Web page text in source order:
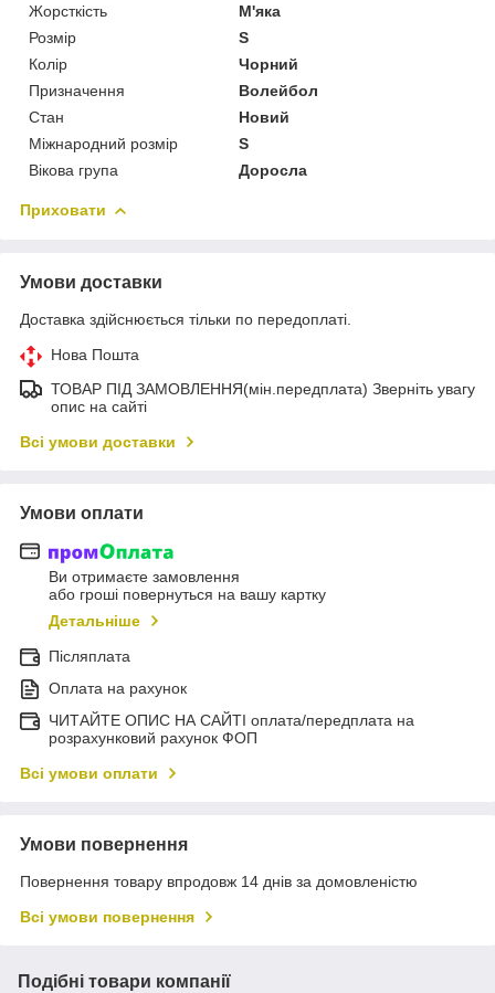
Жорсткість
М'яка
Розмір
S
Колір
Чорний
Призначення
Волейбол
Стан
Новий
Міжнародний розмір
S
Вікова група
Доросла
Приховати
Умови доставки
Доставка здійснюється тільки по передоплаті.
Нова Пошта
ТОВАР ПІД ЗАМОВЛЕННЯ(мін.передплата) Зверніть увагу
опис на сайті
Всі умови доставки
Умови оплати
Ви отримаєте замовлення
або гроші повернуться на вашу картку
Детальніше
Післяплата
Оплата на рахунок
ЧИТАЙТЕ ОПИС НА САЙТІ оплата/передплата на
розрахунковий рахунок ФОП
Всі умови оплати
Умови повернення
Повернення товару впродовж 14 днів за домовленістю
Всі умови повернення
Подібні товари компанії